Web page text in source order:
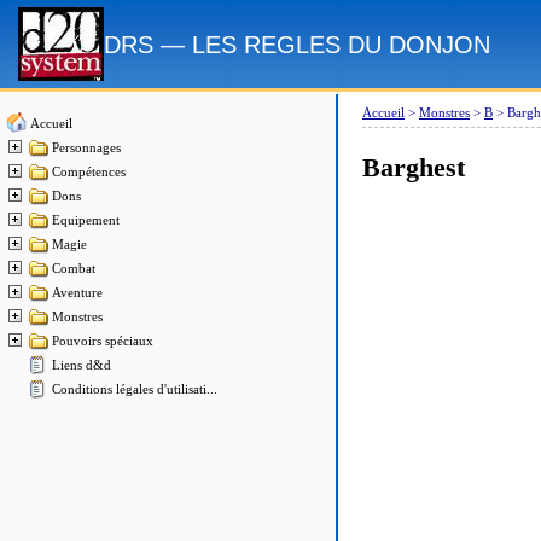
DRS — LES REGLES DU DONJON
Accueil
Personnages
Compétences
Dons
Equipement
Magie
Combat
Aventure
Monstres
Pouvoirs spéciaux
Liens d&d
Conditions légales d'utilisati...
Accueil > Monstres > B >
Barghest